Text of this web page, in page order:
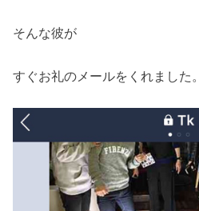
そんな彼が
すぐお礼のメールをくれました。